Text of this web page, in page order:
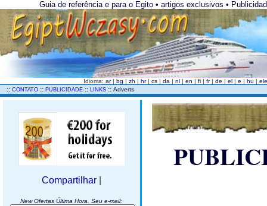
Guia de referência e para o Egito • artigos exclusivos •
Idioma:ar |bg |zh |hr |cs |da |nl |en |fi |fr |de |el |e |hu |
:: CONTATO :: PUBLICIDADE :: LINKS :: Adverts
Compartilhar
New Ofertas Última Hora. Seu e-mail: